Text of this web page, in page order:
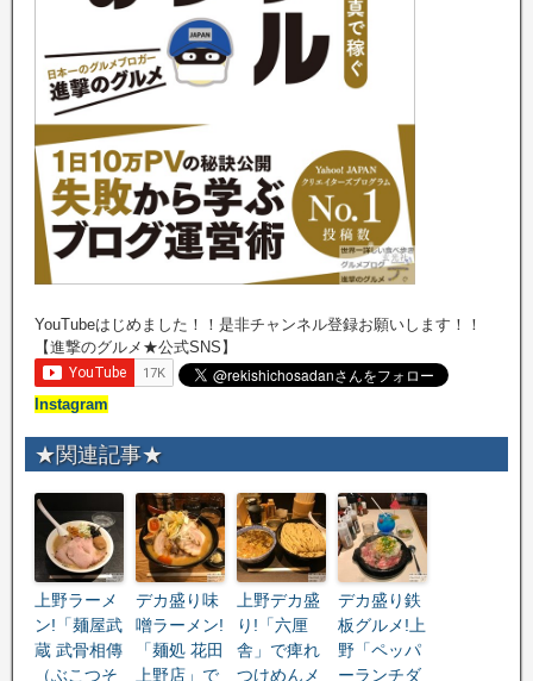
YouTubeはじめました！！是非チャンネル登録お願いします！！
【進撃のグルメ★公式SNS】
Instagram
★関連記事★
上野ラーメ
ン!「麺屋武
蔵 武骨相傳
（ぶこつそ
デカ盛り味
噌ラーメン!
「麺処 花田
上野店」で
上野デカ盛
り!「六厘
舎」で痺れ
つけめんメ
デカ盛り鉄
板グルメ!上
野「ペッパ
ーランチダ